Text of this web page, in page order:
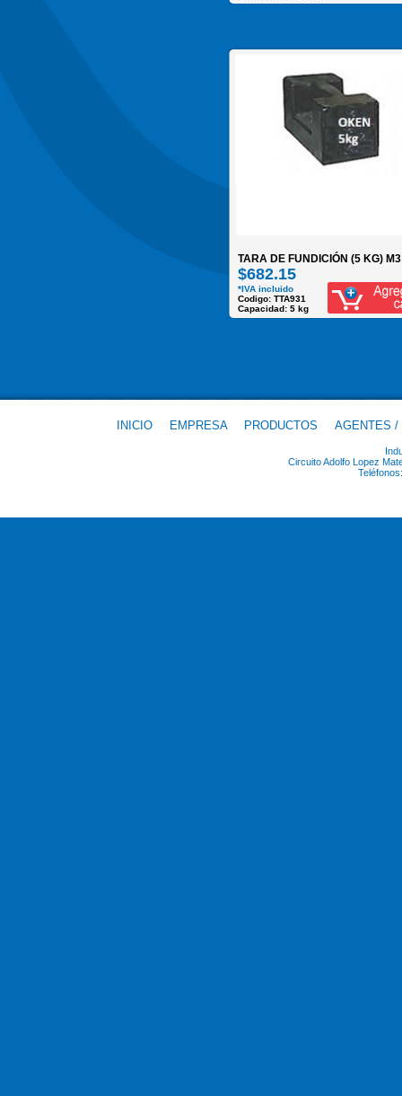
TARA DE FUNDICIÓN (5 KG) M3
$682.15
*IVA incluido
Codigo: TTA931
Capacidad: 5 kg
INICIO EMPRESA PRODUCTOS AGENTES /
Circuito Adolfo Lopez